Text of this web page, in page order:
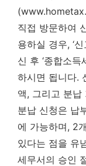
직접 방문하여
용하실 경우, ‘
신 후 ‘종합소득
하시면 됩니다.
액, 그리고 분납
분납 신청은 납
에 가능하며, 2
있다는 점을 유
세무서의 승인